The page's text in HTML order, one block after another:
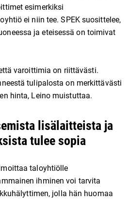
esimerkiksi
ei niin tee. SPEK suosittelee,
ja eteisessä on toimivat
varoittimia on riittävästi.
tulipalosta on merkittävästi
hinta, Leino muistuttaa.
lisälaitteista ja
tulee sopia
taloyhtiölle
ihminen voi tarvita
jolla hän huomaa